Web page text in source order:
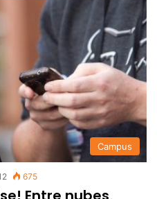
Campus
675